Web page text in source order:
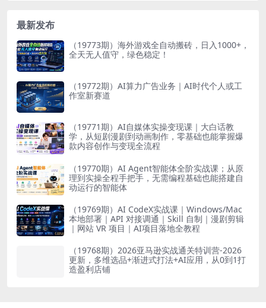
最新发布
（19773期）海外游戏全自动搬砖，日入1000+，
全天无人值守，绿色稳定！
（19772期）AI算力广告业务｜AI时代个人或工
作室新赛道
（19771期）AI自媒体实操变现课｜大白话教
学，从短剧漫剧到动画制作，零基础也能掌握爆
款内容创作与变现全流程
（19770期）AI Agent智能体全阶实战课；从原
理到实操全程手把手，无需编程基础也能搭建自
动运行的智能体
（19769期）AI CodeX实战课｜Windows/Mac
本地部署｜API 对接调通｜Skill 自制｜漫剧剪辑
｜网站 VR 项目｜AI项目落地全教程
（19768期）2026亚马逊实战通关特训营-2026
更新，多维选品+渐进式打法+AI应用，从0到1打
造盈利店铺